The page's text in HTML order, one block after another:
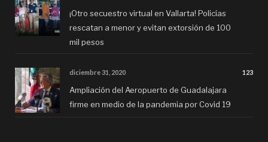
¡Otro secuestro virtual en Vallarta! Policías
rescatan a menor y evitan extorsión de 100
mil pesos
diciembre 31, 2020 123
Ampliación del Aeropuerto de Guadalajara
firme en medio de la pandemia por Covid 19